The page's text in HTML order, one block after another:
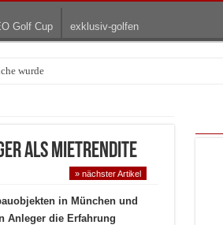
Golf Cup exklusiv-golfen
wurde
bis heute einzigartig sind
als Mietrendite
» nächster Artikel
in München und
Anleger die Erfahrung